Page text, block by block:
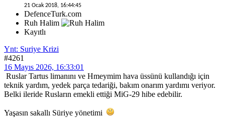
21 Ocak 2018, 16:44:45
DefenceTurk.com
Ruh Halim
Kayıtlı
Ynt: Suriye Krizi
#4261
16 Mayıs 2026, 16:33:01
Ruslar Tartus limanını ve Hmeymim hava üssünü kullandığı için
teknik yardım, yedek parça tedariği, bakım onarım yardımı veriyor.
Belki ileride Rusların emekli ettiği MiG-29 hibe edebilir.
Yaşasın sakallı Süriye yönetimi